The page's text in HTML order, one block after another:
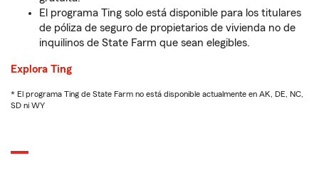
El programa Ting solo está disponible para los titulares
de póliza de seguro de propietarios de vivienda no de
inquilinos de State Farm que sean elegibles.
Explora Ting
* El programa Ting de State Farm no está disponible actualmente en AK, DE, NC,
SD ni WY